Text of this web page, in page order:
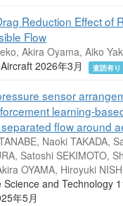
Reduction Effect of
Flow
Akira Oyama, Aiko
2026年3月
査読有り
sensor
learning-
flow around
Naoki TAKADA,
Satoshi SEKIMOTO,
OYAMA, Hiroyuki
Science and Technology
年5月